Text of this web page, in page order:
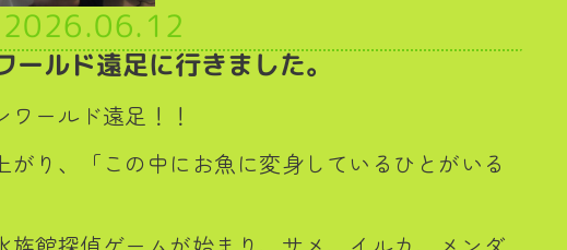
2026.06.12
ールド遠足に行きました。
ールド遠足！！
り、「この中にお魚に変身しているひとがいる